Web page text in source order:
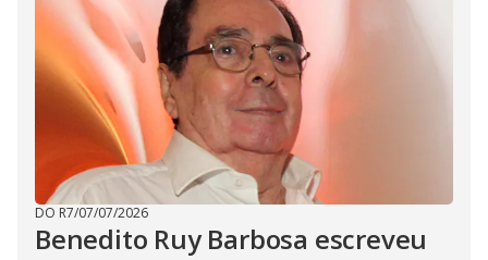
DO R7/07/07/2026
Benedito Ruy Barbosa escreveu